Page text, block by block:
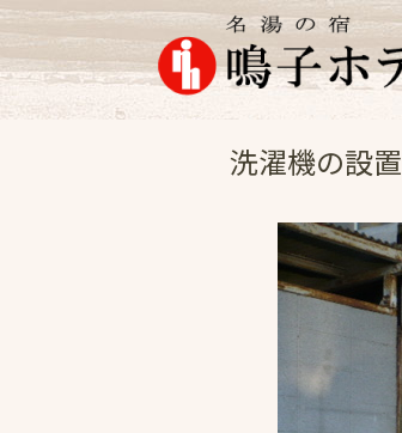
女将日記
洗濯機の設置